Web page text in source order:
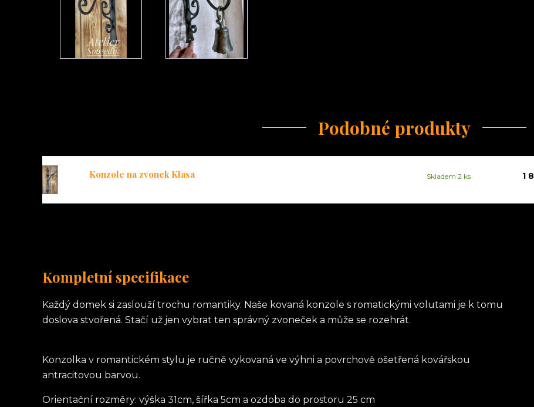
Podobné produkty
Konzole na zvonek Klasa 1
Skladem 2 ks
Kompletní specifikace
Každý domek si zaslouží trochu romantiky. Naše kovaná konzole s romatickými volutami je k tomu
doslova stvořená. Stačí už jen vybrat ten správný zvoneček a může se rozehrát.
Konzolka v romantickém stylu je ručně vykovaná ve výhni a povrchově ošetřená kovářskou
antracitovou barvou.
Orientační rozměry: výška 31cm, šířka 5cm a ozdoba do prostoru 25 cm